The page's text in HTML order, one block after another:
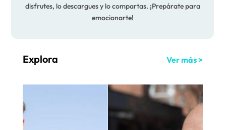
disfrutes, lo descargues y lo compartas. ¡Prepárate para
emocionarte!
Explora Ver más >